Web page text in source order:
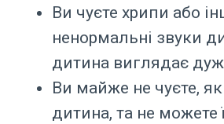
Ви чуєте хрипи або
ненормальні звуки
дитина виглядає
Ви майже не чуєте,
дитина, та не можете